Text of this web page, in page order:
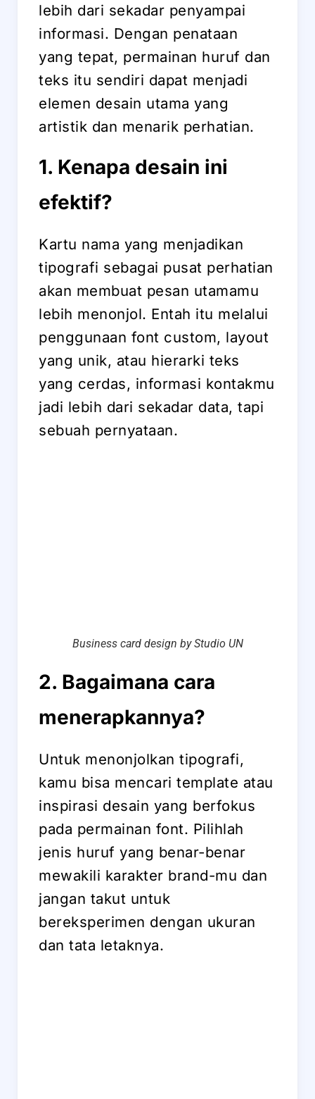
lebih dari sekadar penyampai
informasi. Dengan penataan
yang tepat, permainan huruf dan
teks itu sendiri dapat menjadi
elemen desain utama yang
artistik dan menarik perhatian.
1. Kenapa desain ini
efektif?
Kartu nama yang menjadikan
tipografi sebagai pusat perhatian
akan membuat pesan utamamu
lebih menonjol. Entah itu melalui
penggunaan font custom, layout
yang unik, atau hierarki teks
yang cerdas, informasi kontakmu
jadi lebih dari sekadar data, tapi
sebuah pernyataan.
Business card design by Studio UN
2. Bagaimana cara
menerapkannya?
Untuk menonjolkan tipografi,
kamu bisa mencari template atau
inspirasi desain yang berfokus
pada permainan font. Pilihlah
jenis huruf yang benar-benar
mewakili karakter brand-mu dan
jangan takut untuk
bereksperimen dengan ukuran
dan tata letaknya.